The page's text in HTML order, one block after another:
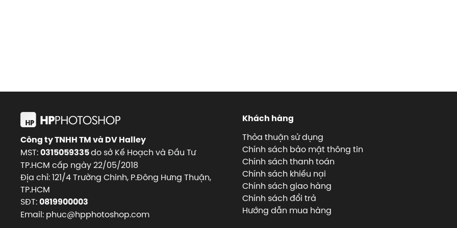
Công ty TNHH TM và DV Halley
MST:0315059335do sở Kế Hoạch và Đầu Tư
TP.HCM cấp ngày 22/05/2018
Địa chỉ: 121/4 Trường Chinh, P.Đông Hưng Thuận,
TP.HCM
SĐT:0819900003
Email: phuc@hpphotoshop.com
Khách hàng
Thỏa thuận sử dụng
Chính sách bảo mật thông tin
Chính sách thanh toán
Chính sách khiếu nại
Chính sách giao hàng
Chính sách đổi trả
Hướng dẫn mua hàng